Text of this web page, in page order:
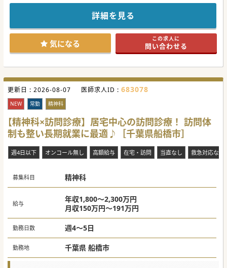
最新の設備を備え、検査や治療を行っているクリニックで
年間の内視鏡検査件数が5,000件を超えるなど、多くの症例
を扱っております。
内視鏡の研鑽を積みたい方にもおすすめの医療機関ですの
で、是非お問い合わせください！
#春入職可 #年度内入職可 #秋入職可
詳細を見る
気になる この求人に
問い合わせる
更新日 : 2026-08-07 医師求人ID : 683078
NEW 常勤 精神科
【精神科×訪問診療】居宅中心の訪問診療！ 訪問体
制も整い長期就業に最適♪［千葉県船橋市］
週4日以下 オンコール無し 高額給与 在宅・訪問 当直なし 救急対応なし
募集科目 精神科
給与
年収1,800～2,300万円
月収150万円～191万円
勤務日数 週4～5日
勤務地 千葉県 船橋市